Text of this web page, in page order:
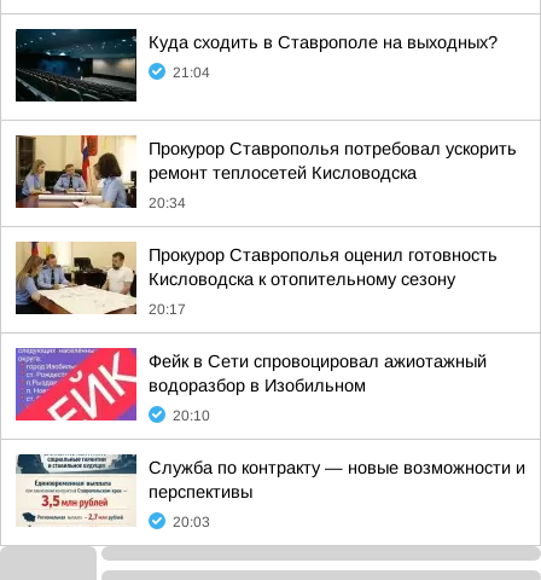
Куда сходить в Ставрополе на выходных?
21:04
Прокурор Ставрополья потребовал ускорить
ремонт теплосетей Кисловодска
20:34
Прокурор Ставрополья оценил готовность
Кисловодска к отопительному сезону
20:17
Фейк в Сети спровоцировал ажиотажный
водоразбор в Изобильном
20:10
Служба по контракту — новые возможности и
перспективы
20:03